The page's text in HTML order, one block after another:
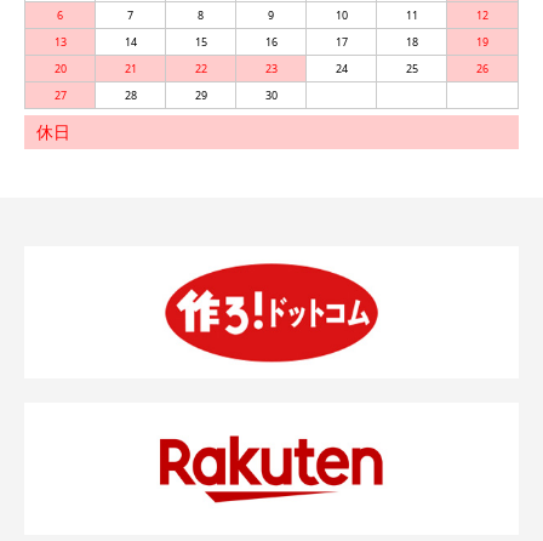
6
7 8 9 10 11
12
13
14 15 16 17 18
19
20
21 22 23 24 25
26
27
28 29 30
休日